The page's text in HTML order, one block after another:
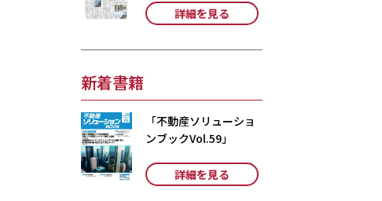
詳細を見る
新着書籍
「不動産ソリューショ
ンブックVol.59」
詳細を見る